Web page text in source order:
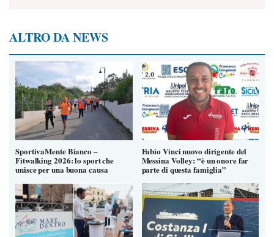
ALTRO DA NEWS
SportivaMente Bianco –
Fitwalking 2026: lo sport che
unisce per una buona causa
Fabio Vinci nuovo dirigente del
Messina Volley: “è un onore far
parte di questa famiglia”